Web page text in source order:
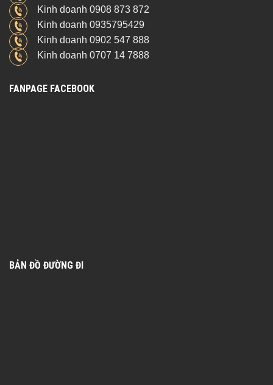
Kinh doanh 0908 873 872
Kinh doanh 0935795429
Kinh doanh 0902 547 888
Kinh doanh 0707 14 7888
FANPAGE FACEBOOK
BẢN ĐỒ ĐƯỜNG ĐI